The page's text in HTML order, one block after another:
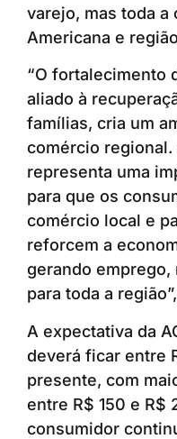
varejo, mas toda a
Americana e
“O fortalecimento
aliado à
famílias, cria um
comércio regional.
representa uma
para que os
comércio local e
reforcem a
gerando
para toda a
A expectativa da
deverá ficar entre
presente, com
entre R$ 150 e R$
consumidor